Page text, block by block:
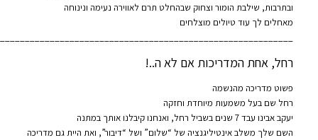
ובתרבות, שילבת הומור וצחוק שבהחלט תרם לאווירה נעימה ונינוחה
מאחלים לך עוד טיולים מוצלחים
רחל, אחת המדריכות אם לא ה..!
פשוט מדריכה מהנשמה
רחל שם בעל משמעות מיוחדת וחזקה
יעקב אבינו עבד 7 שנים בשביל רחל, ואנחנו קיבלנו אותך במתנה
השם שלך משלב אינטיליגנציה של “שלום” ושל “דיבור”, ואת היית גם מדריכה